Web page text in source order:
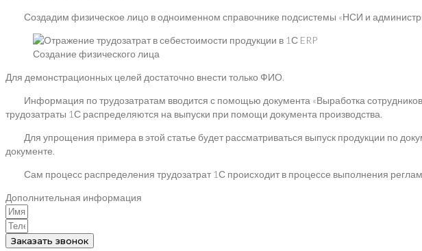
Создадим физическое лицо в одноименном справочнике подсистемы «НСИ и
Создание физического лица
Для демонстрационных целей достаточно внести только ФИО.
Информация по трудозатратам вводится с помощью документа «Выработка
трудозатраты 1С распределяются на выпуски при помощи документа производства.
Для упрощения примера в этой статье будет рассматриваться выпуск продукции по
документе.
Сам процесс распределения трудозатрат 1С происходит в процессе выполнения
Дополнительная информация
Заказать звонок